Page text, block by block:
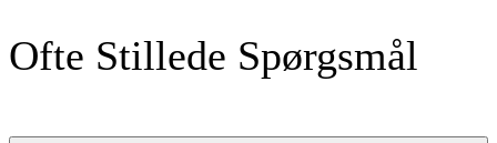
Ofte Stillede Spørgsmål